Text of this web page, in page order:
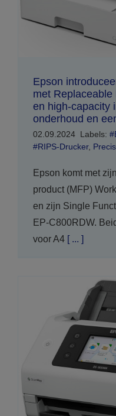
Epson
met
en high-capacity
onderhoud en
02.09.2024 Labels:
#RIPS-Drucker,
Epson komt met
product (MFP)
en zijn Single
EP-C800RDW.
voor A4[ ... ]